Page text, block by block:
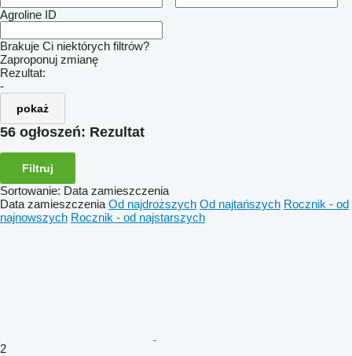
Agroline ID
Brakuje Ci niektórych filtrów?
Zaproponuj zmianę
Rezultat:
-
pokaż
56 ogłoszeń: Rezultat
Filtruj
Sortowanie: Data zamieszczenia
Data zamieszczenia Od najdroższych Od najtańszych Rocznik - od
najnowszych Rocznik - od najstarszych
2